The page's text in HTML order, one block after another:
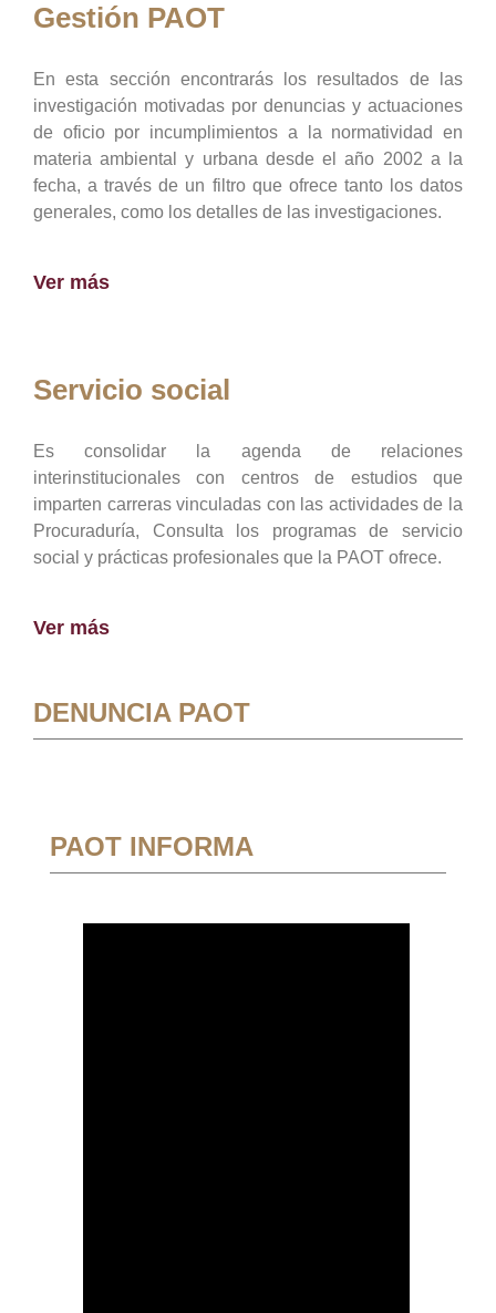
Gestión PAOT
En esta sección encontrarás los resultados de las
investigación motivadas por denuncias y actuaciones
de oficio por incumplimientos a la normatividad en
materia ambiental y urbana desde el año 2002 a la
fecha, a través de un filtro que ofrece tanto los datos
generales, como los detalles de las investigaciones.
Ver más
Servicio social
Es consolidar la agenda de relaciones
interinstitucionales con centros de estudios que
imparten carreras vinculadas con las actividades de la
Procuraduría, Consulta los programas de servicio
social y prácticas profesionales que la PAOT ofrece.
Ver más
DENUNCIA PAOT
PAOT INFORMA